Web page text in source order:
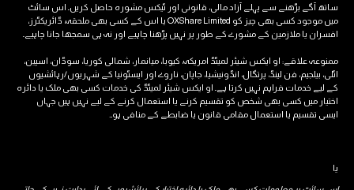
ساتھ آگے بڑھنے سے پہلے آزاد مالی، قانونی اور ٹیکس مشورہ حاصل کریں۔ اس سائٹ
میں موجود کسی بھی چیز کو OXShare Limited یا اس کے کسی بھی ملحقہ، ڈائریکٹرز،
افسران یا ملازمین کے مشورے کے طور پر نہیں پڑھنا چاہیے اور نہ ہی سمجھا جانا چاہیے۔
ممنوعہ علاقے: او ایکس شیئر لمیٹڈ امریکہ، کیوبا، ​​میانمار، شمالی کوریا، سوڈان، اسپین،
اٹلی، بیلجیم، فن لینڈ، پرتگال، انڈونیشیا، جاپان، ناروے اور ایسٹونیا کے شہریوں/رہائشیوں
کے لیے خدمات فراہم نہیں کرتا ہے۔ او ایکس شیئر لمیٹڈ کی خدمات کسی بھی ملک یا دائرہ
اختیار میں کسی بھی شخص کو تقسیم کرنے یا استعمال کرنے کے لیے نہیں ہیں جہاں
ایسی تقسیم یا استعمال مقامی قانون یا ضابطے کے منافی ہو۔.
یا